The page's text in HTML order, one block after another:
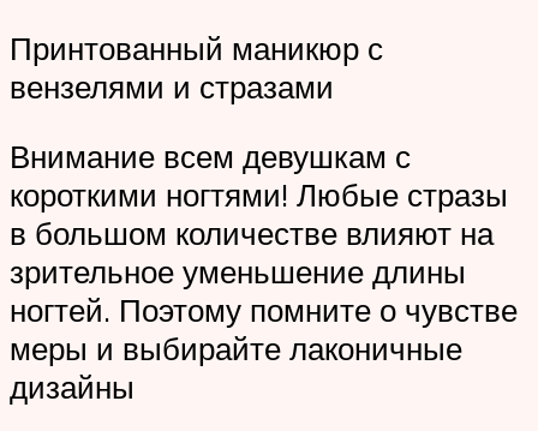
Принтованный маникюр с
вензелями и стразами
Внимание всем девушкам с
короткими ногтями! Любые стразы
в большом количестве влияют на
зрительное уменьшение длины
ногтей. Поэтому помните о чувстве
меры и выбирайте лаконичные
дизайны